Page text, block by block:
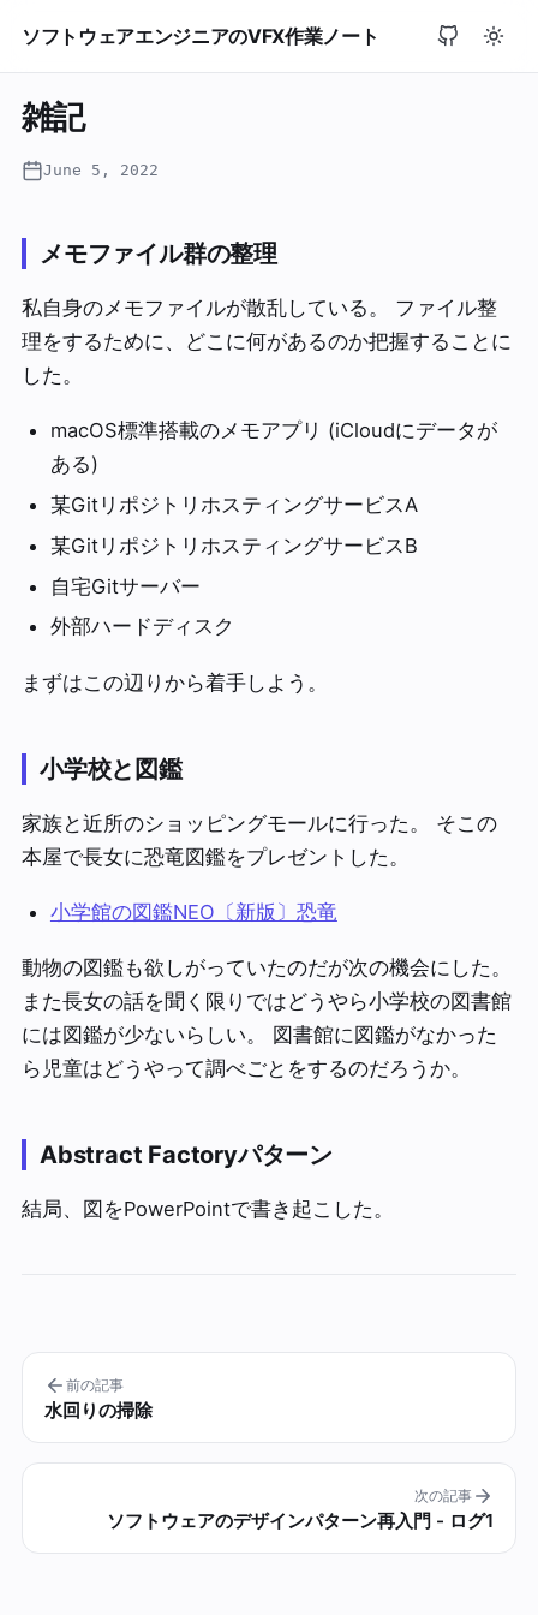
ソフトウェアエンジニアのVFX作業ノート
雑記
June 5, 2022
メモファイル群の整理
私自身のメモファイルが散乱している。 ファイル整
理をするために、どこに何があるのか把握することに
した。
macOS標準搭載のメモアプリ (iCloudにデータが
ある)
某GitリポジトリホスティングサービスA
某GitリポジトリホスティングサービスB
自宅Gitサーバー
外部ハードディスク
まずはこの辺りから着手しよう。
小学校と図鑑
家族と近所のショッピングモールに行った。 そこの
本屋で長女に恐竜図鑑をプレゼントした。
小学館の図鑑NEO〔新版〕恐竜
動物の図鑑も欲しがっていたのだが次の機会にした。
また長女の話を聞く限りではどうやら小学校の図書館
には図鑑が少ないらしい。 図書館に図鑑がなかった
ら児童はどうやって調べごとをするのだろうか。
Abstract Factoryパターン
結局、図をPowerPointで書き起こした。
前の記事
水回りの掃除
次の記事
ソフトウェアのデザインパターン再入門 - ログ1